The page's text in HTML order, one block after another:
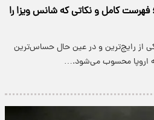
کامل و نکاتی که شانس ویزا را
از رایج‌ترین و در عین حال حساس‌ترین
اروپا محسوب می‌شود.…